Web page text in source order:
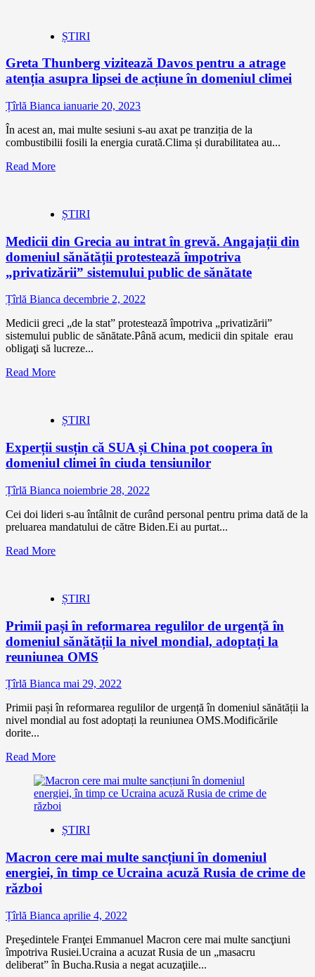
ȘTIRI
Greta Thunberg vizitează Davos pentru a atrage
atenția asupra lipsei de acțiune în domeniul climei
Țîrlă Bianca ianuarie 20, 2023
În acest an, mai multe sesiuni s-au axat pe tranziția de la
combustibilii fosili la energia curată.Clima și durabilitatea au...
Read More
ȘTIRI
Medicii din Grecia au intrat în grevă. Angajații din
domeniul sănătății protestează împotriva
„privatizării” sistemului public de sănătate
Țîrlă Bianca decembrie 2, 2022
Medicii greci „de la stat” protestează împotriva „privatizării”
sistemului public de sănătate.Până acum, medicii din spitale erau
obligaţi să lucreze...
Read More
ȘTIRI
Experții susțin că SUA și China pot coopera în
domeniul climei în ciuda tensiunilor
Țîrlă Bianca noiembrie 28, 2022
Cei doi lideri s-au întâlnit de curând personal pentru prima dată de la
preluarea mandatului de către Biden.Ei au purtat...
Read More
ȘTIRI
Primii pași în reformarea regulilor de urgență în
domeniul sănătății la nivel mondial, adoptați la
reuniunea OMS
Țîrlă Bianca mai 29, 2022
Primii pași în reformarea regulilor de urgență în domeniul sănătății la
nivel mondial au fost adoptați la reuniunea OMS.Modificările
dorite...
Read More
ȘTIRI
Macron cere mai multe sancțiuni în domeniul
energiei, în timp ce Ucraina acuză Rusia de crime de
război
Țîrlă Bianca aprilie 4, 2022
Preşedintele Franţei Emmanuel Macron cere mai multe sancţiuni
împotriva Rusiei.Ucraina a acuzat Rusia de un „masacru
deliberat” în Bucha.Rusia a negat acuzaţiile...